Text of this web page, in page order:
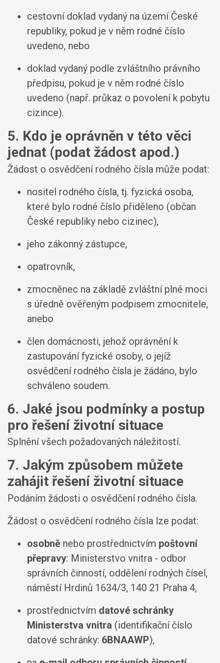
cestovní doklad vydaný na území České
republiky, pokud je v něm rodné číslo
uvedeno, nebo
doklad vydaný podle zvláštního právního
předpisu, pokud je v něm rodné číslo
uvedeno (např. průkaz o povolení k pobytu
cizince).
5. Kdo je oprávněn v této věci
jednat (podat žádost apod.)
Žádost o osvědčení rodného čísla může podat:
nositel rodného čísla, tj. fyzická osoba,
které bylo rodné číslo přiděleno (občan
České republiky nebo cizinec),
jeho zákonný zástupce,
opatrovník,
zmocněnec na základě zvláštní plné moci
s úředně ověřeným podpisem zmocnitele,
anebo
člen domácnosti, jehož oprávnění k
zastupování fyzické osoby, o jejíž
osvědčení rodného čísla je žádáno, bylo
schváleno soudem.
6. Jaké jsou podmínky a postup
pro řešení životní situace
Splnění všech požadovaných náležitostí.
7. Jakým způsobem můžete
zahájit řešení životní situace
Podáním žádosti o osvědčení rodného čísla.
Žádost o osvědčení rodného čísla lze podat:
osobně nebo prostřednictvím poštovní
přepravy: Ministerstvo vnitra - odbor
správních činností, oddělení rodných čísel,
náměstí Hrdinů 1634/3, 140 21 Praha 4,
prostřednictvím datové schránky
Ministerstva vnitra (identifikační číslo
datové schránky: 6BNAAWP),